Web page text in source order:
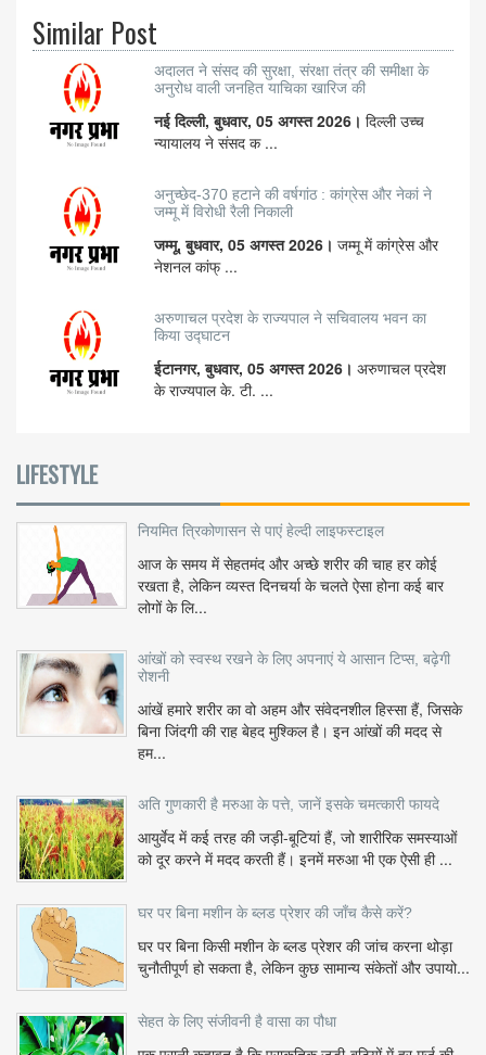
Similar Post
अदालत ने संसद की सुरक्षा, संरक्षा तंत्र की समीक्षा के
अनुरोध वाली जनहित याचिका खारिज की
नई दिल्ली, बुधवार, 05 अगस्त 2026। दिल्ली उच्च
न्यायालय ने संसद क ...
अनुच्छेद-370 हटाने की वर्षगांठ : कांग्रेस और नेकां ने
जम्मू में विरोधी रैली निकाली
जम्मू, बुधवार, 05 अगस्त 2026। जम्मू में कांग्रेस और
नेशनल कांफ् ...
अरुणाचल प्रदेश के राज्यपाल ने सचिवालय भवन का
किया उद्घाटन
ईटानगर, बुधवार, 05 अगस्त 2026। अरुणाचल प्रदेश
के राज्यपाल के. टी. ...
LIFESTYLE
नियमित त्रिकोणासन से पाएं हेल्दी लाइफस्टाइल
आज के समय में सेहतमंद और अच्छे शरीर की चाह हर कोई
रखता है, लेकिन व्यस्त दिनचर्या के चलते ऐसा होना कई बार
लोगों के लि...
आंखों को स्वस्थ रखने के लिए अपनाएं ये आसान टिप्स, बढ़ेगी
रोशनी
आंखें हमारे शरीर का वो अहम और संवेदनशील हिस्सा हैं, जिसके
बिना जिंदगी की राह बेहद मुश्किल है। इन आंखों की मदद से
हम...
अति गुणकारी है मरुआ के पत्ते, जानें इसके चमत्कारी फायदे
आयुर्वेद में कई तरह की जड़ी-बूटियां हैं, जो शारीरिक समस्याओं
को दूर करने में मदद करती हैं। इनमें मरुआ भी एक ऐसी ही ...
घर पर बिना मशीन के ब्लड प्रेशर की जाँच कैसे करें?
घर पर बिना किसी मशीन के ब्लड प्रेशर की जांच करना थोड़ा
चुनौतीपूर्ण हो सकता है, लेकिन कुछ सामान्य संकेतों और उपायो...
सेहत के लिए संजीवनी है वासा का पौधा